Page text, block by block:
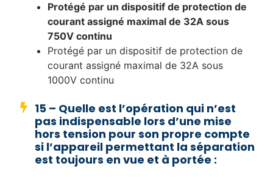
Protégé par un dispositif de protection de
courant assigné maximal de 32A sous
750V continu
Protégé par un dispositif de protection de
courant assigné maximal de 32A sous
1000V continu
15 – Quelle est l’opération qui n’est
pas indispensable lors d’une mise
hors tension pour son propre compte
si l’appareil permettant la séparation
est toujours en vue et à portée :